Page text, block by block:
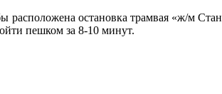
остановка трамвая «ж/м
пешком за 8-10 минут.